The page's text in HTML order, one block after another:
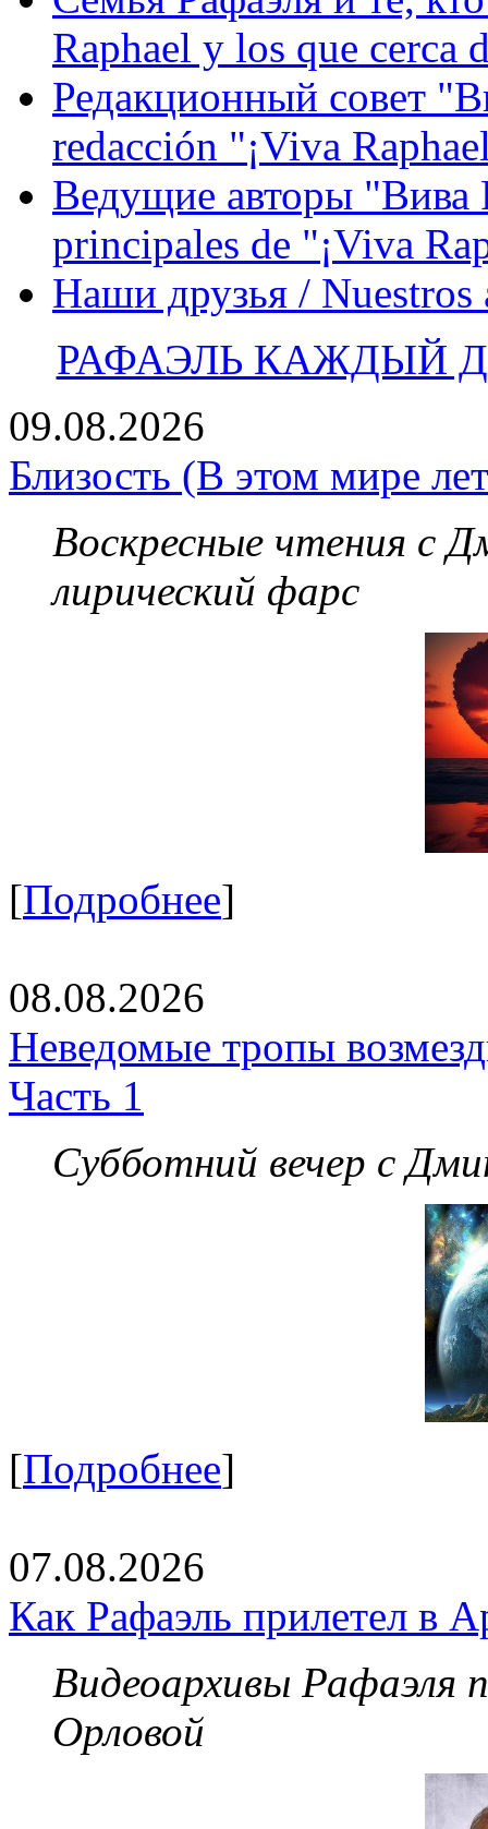
Raphael y los que cerca
Редакционный совет
redacción "¡Viva
Ведущие авторы "Вива
principales de "¡Viva
Наши друзья / Nuestros
РАФАЭЛЬ КАЖДЫЙ
09.08.2026
Близость (В этом мире
Воскресные чтения с
лирический фарс
[Подробнее]
08.08.2026
Неведомые тропы
Часть 1
Субботний вечер с
[Подробнее]
07.08.2026
Как Рафаэль прилетел в
Видеоархивы Рафаэля
Орловой